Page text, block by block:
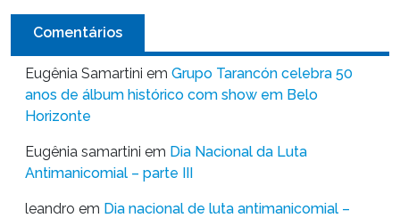
Comentários
Eugênia Samartini em Grupo Tarancón celebra 50
anos de álbum histórico com show em Belo
Horizonte
Eugênia samartini em Dia Nacional da Luta
Antimanicomial – parte III
leandro em Dia nacional de luta antimanicomial –